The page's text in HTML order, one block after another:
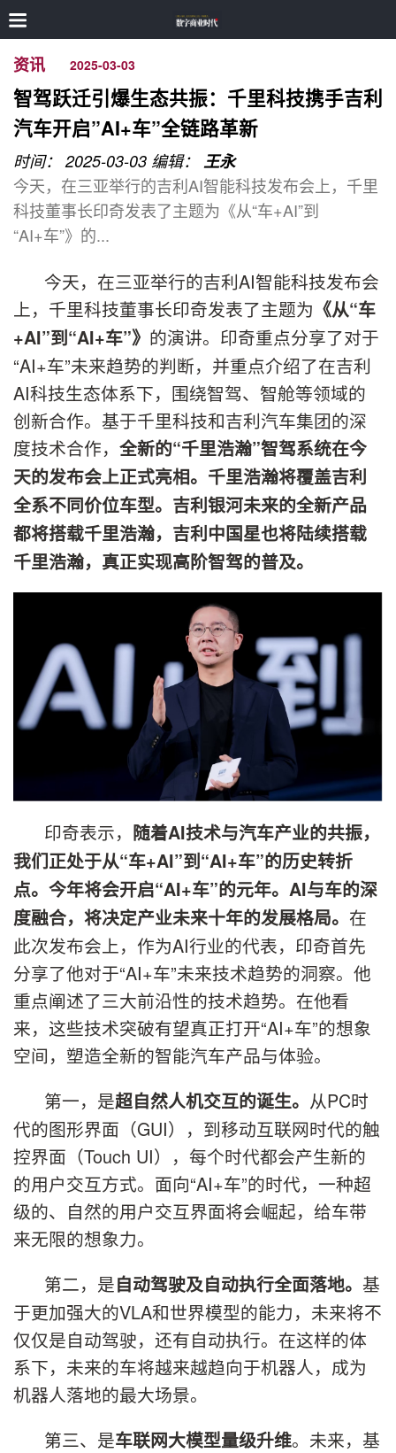
资讯 2025-03-03
智驾跃迁引爆生态共振：千里科技携手吉利
汽车开启”AI+车”全链路革新
时间： 2025-03-03 编辑： 王永
今天，在三亚举行的吉利AI智能科技发布会上，千里
科技董事长印奇发表了主题为《从“车+AI”到
“AI+车”》的...
今天，在三亚举行的吉利AI智能科技发布会
上，千里科技董事长印奇发表了主题为 《从“车
+AI”到“AI+车”》 的演讲。印奇重点分享了对于
“AI+车”未来趋势的判断，并重点介绍了在吉利
AI科技生态体系下，围绕智驾、智舱等领域的
创新合作。基于千里科技和吉利汽车集团的深
度技术合作， 全新的“千里浩瀚”智驾系统在今
天的发布会上正式亮相。千里浩瀚将覆盖吉利
全系不同价位车型。吉利银河未来的全新产品
都将搭载千里浩瀚，吉利中国星也将陆续搭载
千里浩瀚，真正实现高阶智驾的普及。
印奇表示， 随着AI技术与汽车产业的共振，
我们正处于从“车+AI”到“AI+车”的历史转折
点。今年将会开启“AI+车”的元年。 AI与车的深
度融合，将决定产业未来十年的发展格局。 在
此次发布会上，作为AI行业的代表，印奇首先
分享了他对于“AI+车”未来技术趋势的洞察。他
重点阐述了三大前沿性的技术趋势。在他看
来，这些技术突破有望真正打开“AI+车”的想象
空间，塑造全新的智能汽车产品与体验。
第一，是超自然人机交互的诞生。 从PC时
代的图形界面（GUI），到移动互联网时代的触
控界面（Touch UI），每个时代都会产生新的
的用户交互方式。面向“AI+车”的时代，一种超
级的、自然的用户交互界面将会崛起，给车带
来无限的想象力。
第二，是自动驾驶及自动执行全面落地。 基
于更加强大的VLA和世界模型的能力，未来将不
仅仅是自动驾驶，还有自动执行。在这样的体
系下，未来的车将越来越趋向于机器人，成为
机器人落地的最大场景。
第三、是车联网大模型量级升维。未来，基